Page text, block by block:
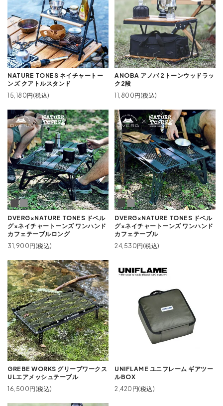
NATURE TONES ネイチャートー
ンズ クアトルスタンド
15,180円(税込)
ANOBA アノバ 2トーンウッドラッ
ク2段
11,800円(税込)
DVERG×NATURE TONES ドベル
グ×ネイチャートーンズ ワンハンド
カフェテーブルロング
31,900円(税込)
DVERG×NATURE TONES ドベル
グ×ネイチャートーンズ ワンハンド
カフェテーブル
24,530円(税込)
GREBE WORKS グリーブワークス
ULエアメッシュテーブル
16,500円(税込)
UNIFLAME ユニフレーム ギアツー
ルBOX
2,420円(税込)